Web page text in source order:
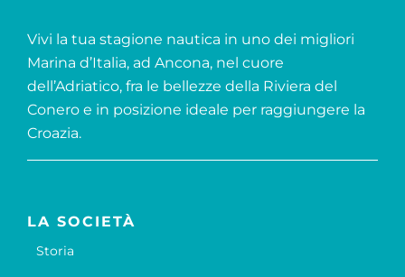
Vivi la tua stagione nautica in uno dei migliori
Marina d’Italia, ad Ancona, nel cuore
dell’Adriatico, fra le bellezze della Riviera del
Conero e in posizione ideale per raggiungere la
Croazia.
LA SOCIETÀ
Storia